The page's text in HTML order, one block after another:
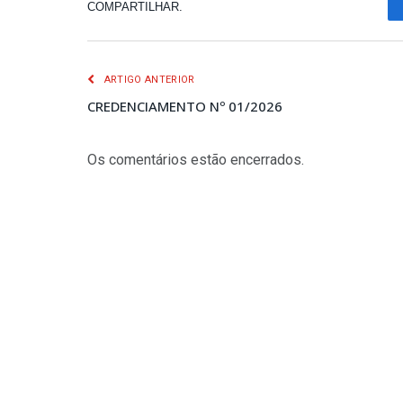
COMPARTILHAR.
ARTIGO ANTERIOR
CREDENCIAMENTO Nº 01/2026
Os comentários estão encerrados.